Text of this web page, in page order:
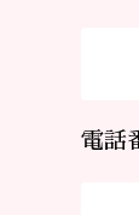
電話